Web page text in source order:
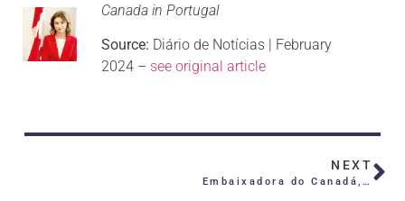
Canada in Portugal
Source: Diário de Notícias | February
2024 – see original article
NEXT
Embaixadora do Canadá, Élise Racicot, faz um balanço da presença portuguesa naquele país